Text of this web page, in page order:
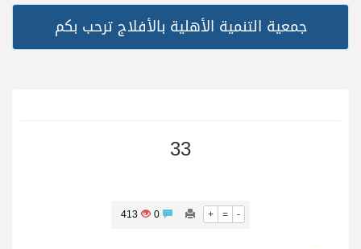
جمعية التنمية الأهلية بالأفلاج ترحب بكم
33
+ = -
413